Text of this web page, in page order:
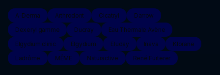
A-Derma Arthrodont Cicatryl
Darrow
Dexeryl gamme
Ducray
Eau Thermale Avène
Elgydium clinic
Elgydium Eluday Inava
Klorane
Ladrôme
MÊME Naturactive René Furterer